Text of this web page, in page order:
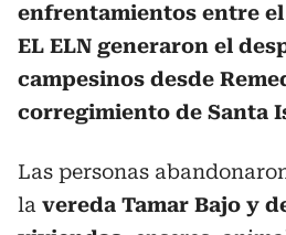
enfrentamientos entre
EL ELN generaron el
campesinos desde
corregimiento de Santa
Las personas
la vereda Tamar Bajo y